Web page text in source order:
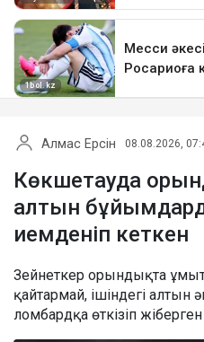
Алмас Ерсін 08.08.2026,
Көкшетауда
алтын
иемденіп кеткен
Зейнеткер орындықта ұмыт
қайтармай, ішіндегі алтын
ломбардқа өткізіп жіберген